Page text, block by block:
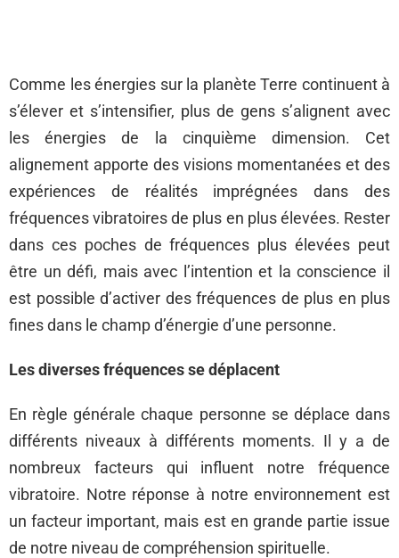
Comme les énergies sur la planète Terre continuent à
s’élever et s’intensifier, plus de gens s’alignent avec
les énergies de la cinquième dimension. Cet
alignement apporte des visions momentanées et des
expériences de réalités imprégnées dans des
fréquences vibratoires de plus en plus élevées. Rester
dans ces poches de fréquences plus élevées peut
être un défi, mais avec l’intention et la conscience il
est possible d’activer des fréquences de plus en plus
fines dans le champ d’énergie d’une personne.
Les diverses fréquences se déplacent
En règle générale chaque personne se déplace dans
différents niveaux à différents moments. Il y a de
nombreux facteurs qui influent notre fréquence
vibratoire. Notre réponse à notre environnement est
un facteur important, mais est en grande partie issue
de notre niveau de compréhension spirituelle.